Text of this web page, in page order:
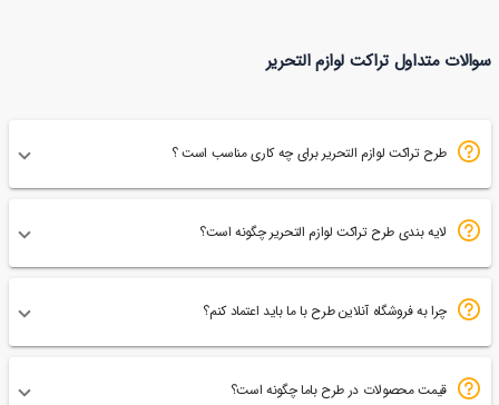
سوالات متداول تراکت لوازم التحریر
طرح تراکت لوازم التحریر برای چه کاری مناسب است ؟
لایه بندی طرح تراکت لوازم التحریر چگونه است؟
چرا به فروشگاه آنلاین طرح با ما باید اعتماد کنم؟
قیمت محصولات در طرح باما چگونه است؟